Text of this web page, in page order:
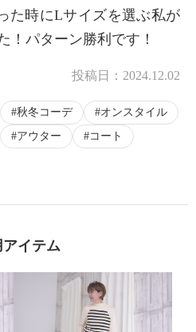
た時にLサイズを選ぶ私が
！パターン勝利です！
投稿日： 2024.12.02
秋冬コーデ
オンスタイル
アウター
コート
イテム